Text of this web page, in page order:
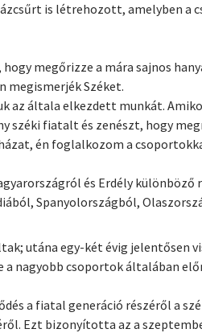
is létrehozott, amelyben a
megőrizze a mára sajnos
megismerjék Széket.
az általa elkezdett munkát.
fiatalt és zenészt, hogy
én foglalkozom a
és Erdély különböző
Spanyolországból,
utána egy-két évig jelentősen
nagyobb csoportok általában
a fiatal generáció részéről a
Ezt bizonyította az a